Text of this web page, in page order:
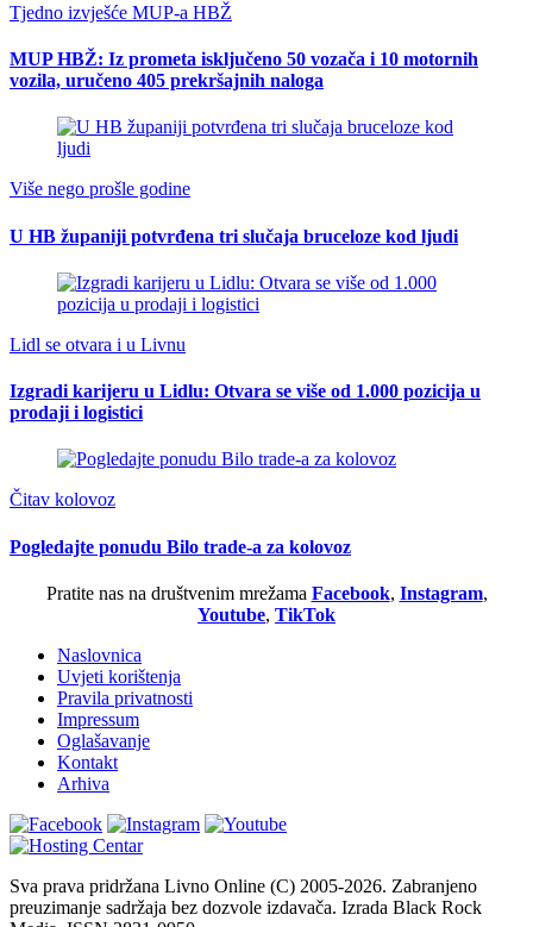
Tjedno izvješće MUP-a HBŽ
MUP HBŽ: Iz prometa isključeno 50 vozača i 10 motornih
vozila, uručeno 405 prekršajnih naloga
Više nego prošle godine
U HB županiji potvrđena tri slučaja bruceloze kod ljudi
Lidl se otvara i u Livnu
Izgradi karijeru u Lidlu: Otvara se više od 1.000 pozicija u
prodaji i logistici
Čitav kolovoz
Pogledajte ponudu Bilo trade-a za kolovoz
Pratite nas na društvenim mrežama Facebook, Instagram,
Youtube, TikTok
Naslovnica
Uvjeti korištenja
Pravila privatnosti
Impressum
Oglašavanje
Kontakt
Arhiva
Sva prava pridržana Livno Online (C) 2005-2026. Zabranjeno
preuzimanje sadržaja bez dozvole izdavača. Izrada Black Rock